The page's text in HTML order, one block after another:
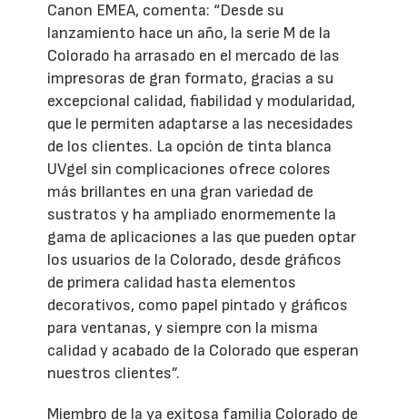
Canon EMEA, comenta: “Desde su
lanzamiento hace un año, la serie M de la
Colorado ha arrasado en el mercado de las
impresoras de gran formato, gracias a su
excepcional calidad, fiabilidad y modularidad,
que le permiten adaptarse a las necesidades
de los clientes. La opción de tinta blanca
UVgel sin complicaciones ofrece colores
más brillantes en una gran variedad de
sustratos y ha ampliado enormemente la
gama de aplicaciones a las que pueden optar
los usuarios de la Colorado, desde gráficos
de primera calidad hasta elementos
decorativos, como papel pintado y gráficos
para ventanas, y siempre con la misma
calidad y acabado de la Colorado que esperan
nuestros clientes”.
Miembro de la ya exitosa familia Colorado de